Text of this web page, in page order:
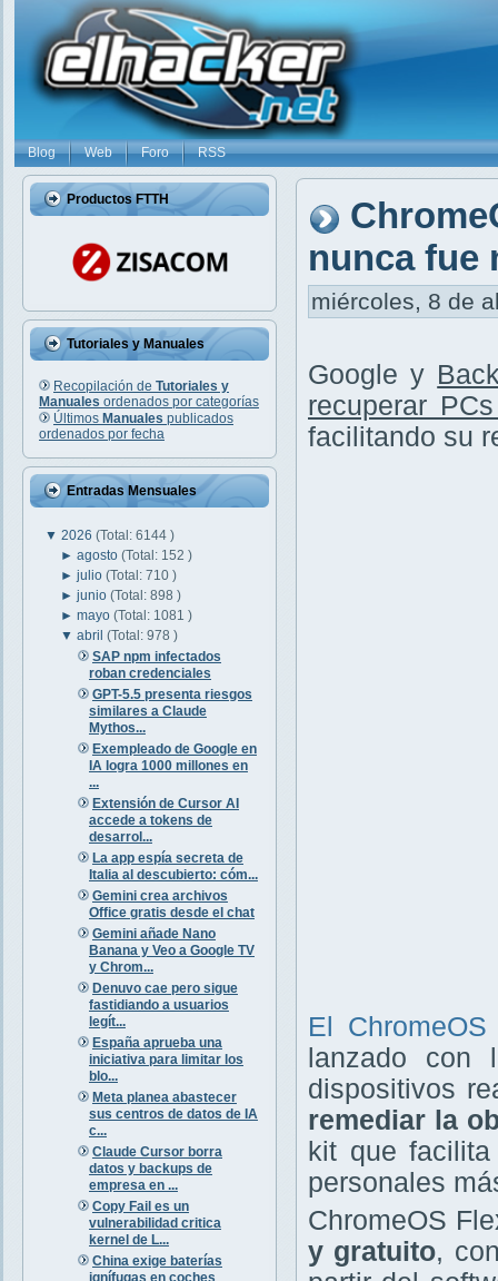
Blog Web Foro RSS
Productos FTTH
Tutoriales y Manuales
Recopilación de Tutoriales y
Manuales ordenados por categorías
Últimos Manuales publicados
ordenados por fecha
Entradas Mensuales
▼ 2026 (Total: 6144 )
►agosto(Total: 152 )
►julio(Total: 710 )
►junio(Total: 898 )
►mayo(Total: 1081 )
▼abril(Total: 978 )
SAP npm infectados
roban credenciales
GPT-5.5 presenta riesgos
similares a Claude
Mythos...
Exempleado de Google en
IA logra 1000 millones en
...
Extensión de Cursor AI
accede a tokens de
desarrol...
La app espía secreta de
Italia al descubierto: cóm...
Gemini crea archivos
Office gratis desde el chat
Gemini añade Nano
Banana y Veo a Google TV
y Chrom...
Denuvo cae pero sigue
fastidiando a usuarios
legít...
España aprueba una
iniciativa para limitar los
blo...
Meta planea abastecer
sus centros de datos de IA
c...
Claude Cursor borra
datos y backups de
empresa en ...
Copy Fail es un
vulnerabilidad critica
kernel de L...
China exige baterías
ignífugas en coches
nunca fue
miércoles, 8 de
Google y
recuperar
facilitando su
El
lanzado con
dispositivos
remediar la
kit que facilita
personales
ChromeOS
y gratuito,